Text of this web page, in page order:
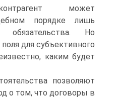
может
порядке лишь
обязательства. Но
для субъективного
каким будет
позволяют
о том, что договоры в